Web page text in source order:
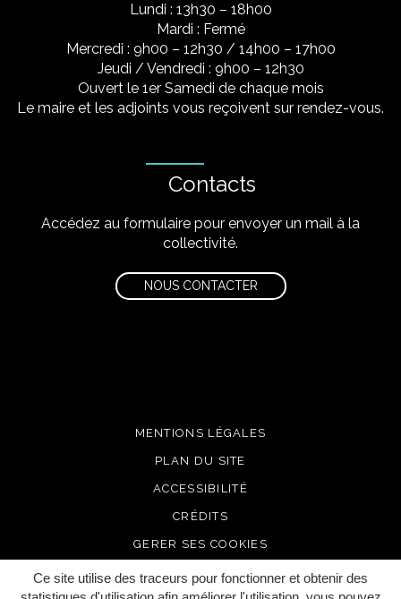
Ce site utilise des traceurs pour fonctionner et obtenir des
Lundi : 13h30 – 18h00
Mardi : Fermé
Mercredi : 9h00 – 12h30 / 14h00 – 17h00
Jeudi / Vendredi : 9h00 – 12h30
Ouvert le 1er Samedi de chaque mois
Le maire et les adjoints vous reçoivent sur rendez-vous.
Contacts
Accédez au formulaire pour envoyer un mail à la
collectivité.
NOUS CONTACTER
MENTIONS LÉGALES
PLAN DU SITE
ACCESSIBILITÉ
CRÉDITS
GERER SES COOKIES